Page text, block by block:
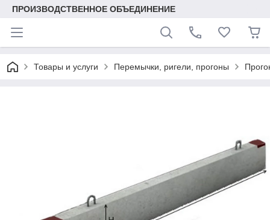
ПРОИЗВОДСТВЕННОЕ ОБЪЕДИНЕНИЕ
Товары и услуги Перемычки, ригели, прогоны